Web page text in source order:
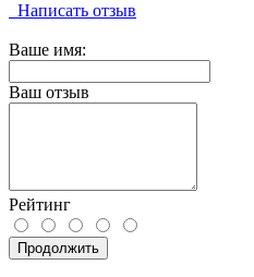
Написать отзыв
Ваше имя:
Ваш отзыв
Рейтинг
Продолжить